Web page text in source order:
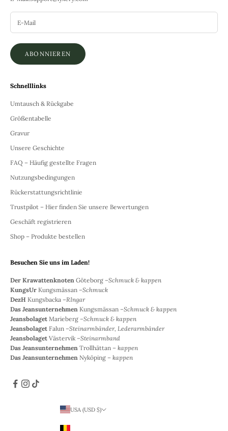
ABONNIEREN
Schnelllinks
Umtausch & Rückgabe
Größentabelle
Gravur
Unsere Geschichte
FAQ – Häufig gestellte Fragen
Nutzungsbedingungen
Rückerstattungsrichtlinie
Trustpilot – Hier finden Sie unsere Bewertungen
Geschäft registrieren
Shop – Produkte bestellen
Besuchen Sie uns im Laden!
Der Krawattenknoten Göteborg –Schmuck & kappen
KungsUr Kungsmässan –Schmuck
DezH Kungsbacka –RIngar
Das Jeansunternehmen Kungsmässan –Schmuck & kappen
Jeansbolaget Marieberg –Schmuck & kappen
Jeansbolaget Falun –Steinarmbänder, Lederarmbänder
Jeansbolaget Västervik –Steinarmband
Das Jeansunternehmen Trollhättan – kappen
Das Jeansunternehmen Nyköping – kappen
USA (USD $)